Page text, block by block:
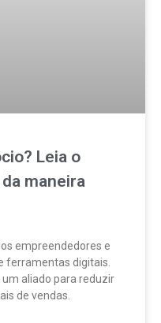
Leia o
maneira
empreendedores e
ferramentas digitais.
um aliado para reduzir
de vendas.